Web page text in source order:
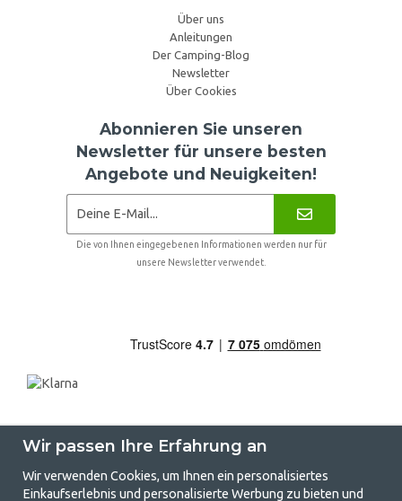
Über uns
Anleitungen
Der Camping-Blog
Newsletter
Über Cookies
Abonnieren Sie unseren
Newsletter für unsere besten
Angebote und Neuigkeiten!
Die von Ihnen eingegebenen Informationen werden nur für
unsere Newsletter verwendet.
Wir passen Ihre Erfahrung an
Wir verwenden Cookies, um Ihnen ein personalisiertes
Einkaufserlebnis und personalisierte Werbung zu bieten und